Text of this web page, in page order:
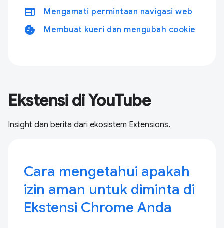
web Mengamati permintaan navigasi web
cookie Membuat kueri dan mengubah cookie
Ekstensi di YouTube
Insight dan berita dari ekosistem Extensions.
Cara mengetahui apakah
izin aman untuk diminta di
Ekstensi Chrome Anda